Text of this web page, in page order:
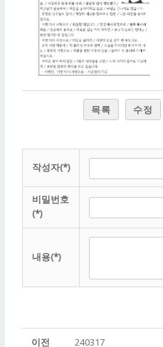
목록 수정
작성자(*)
비밀번호
(*)
내용(*)
이전 240317